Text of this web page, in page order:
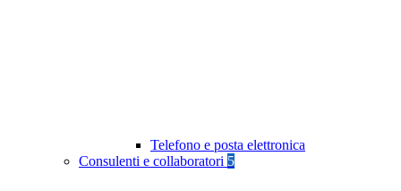
Telefono e posta elettronica
Consulenti e collaboratori 5